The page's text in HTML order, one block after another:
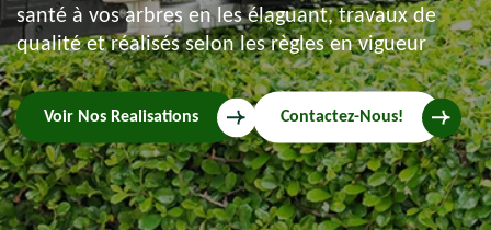
santé à vos arbres en les élaguant, travaux de
qualité et réalisés selon les règles en vigueur
Voir Nos Realisations Contactez-Nous!